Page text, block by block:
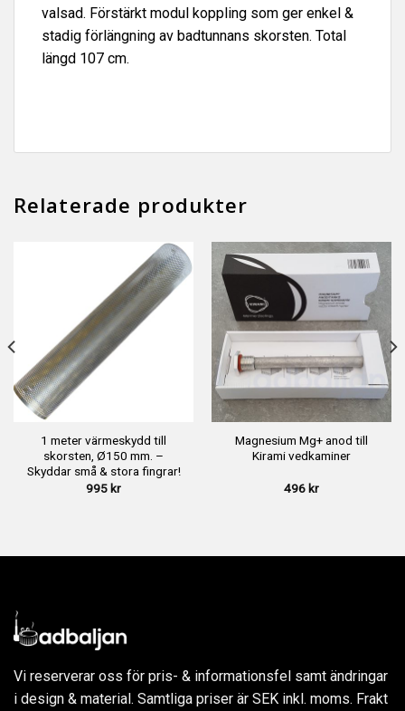
valsad. Förstärkt modul koppling som ger enkel &
stadig förlängning av badtunnans skorsten. Total
längd 107 cm.
Relaterade produkter
1 meter värmeskydd till
skorsten, Ø150 mm. –
Skyddar små & stora fingrar!
995kr
Magnesium Mg+ anod till
Kirami vedkaminer
496kr
Vi reserverar oss för pris- & informationsfel samt ändringar
i design & material. Samtliga priser är SEK inkl. moms. Frakt